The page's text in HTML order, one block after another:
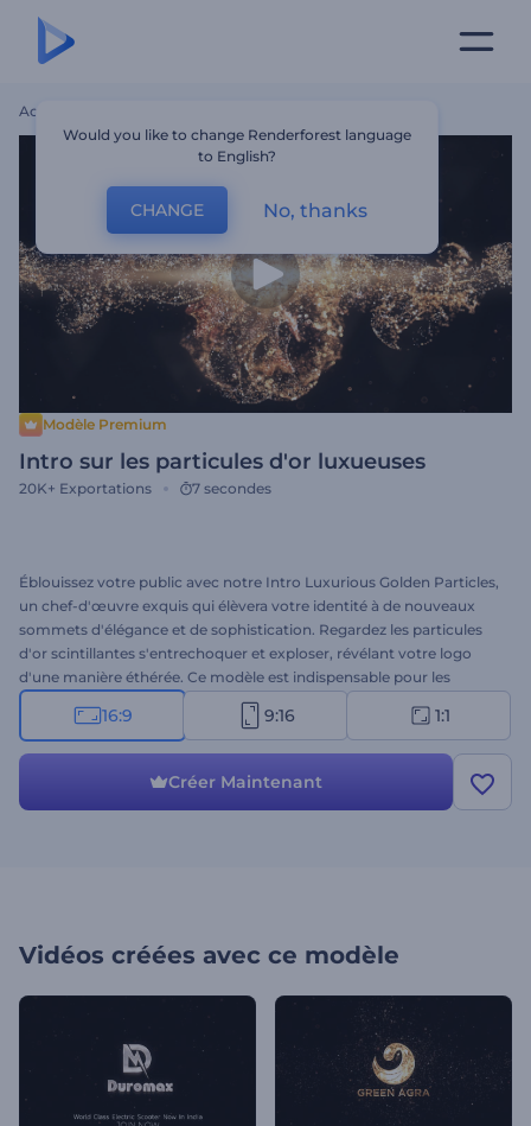
Accueil
Modèle Premium
Intro sur les particules d'or luxueuses
20K+ Exportations 7 secondes
Éblouissez votre public avec notre Intro Luxurious Golden Particles,
un chef-d'œuvre exquis qui élèvera votre identité à de nouveaux
sommets d'élégance et de sophistication. Regardez les particules
d'or scintillantes s'entrechoquer et exploser, révélant votre logo
d'une manière éthérée. Ce modèle est indispensable pour les
entreprises, les particuliers ou les marques qui souhaitent laisser
une trace indélébile et une impression durable. Téléchargez votre
téléchargez votre voix off pour obtenir une animation unique en
16:9 9:16 1:1
Créer Maintenant
Vidéos créées avec ce modèle
Would you like to change Renderforest language
to English?
CHANGE No, thanks